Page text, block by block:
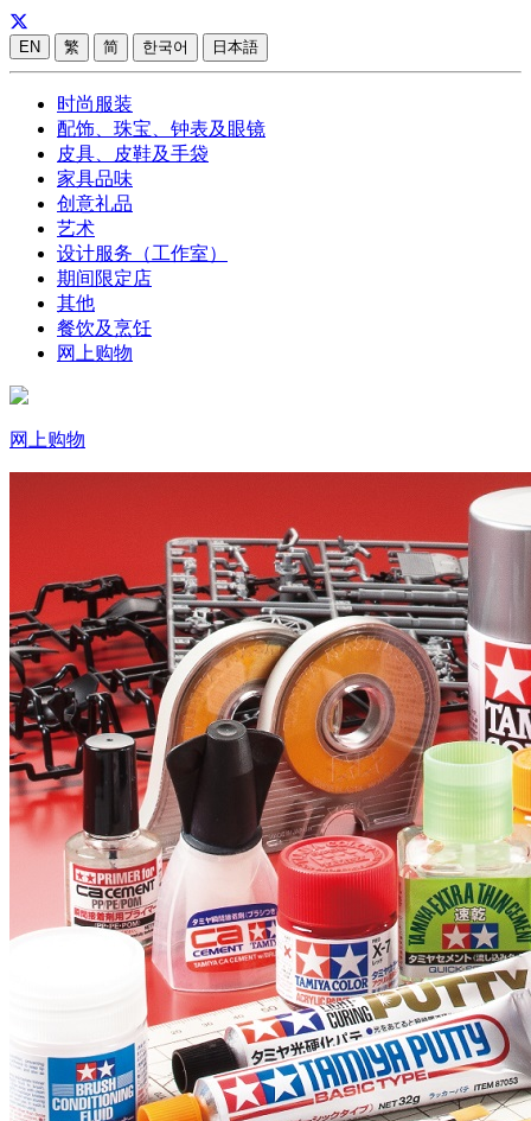
EN 繁 简 한국어 日本語
时尚服装
配饰、珠宝、钟表及眼镜
皮具、皮鞋及手袋
家具品味
创意礼品
艺术
设计服务（工作室）
期间限定店
其他
餐饮及烹饪
网上购物
网上购物